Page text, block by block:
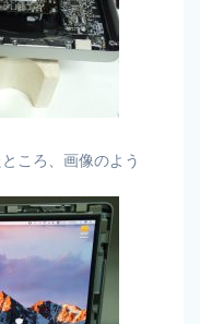
ころ、画像のよう